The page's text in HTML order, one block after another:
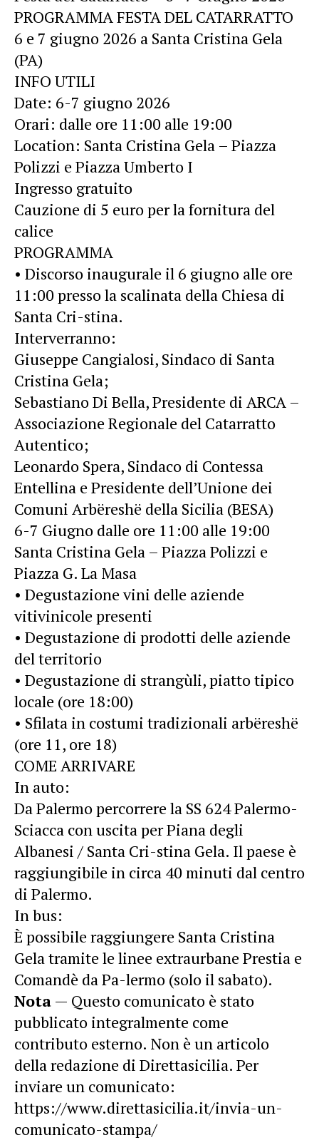
PROGRAMMA FESTA DEL CATARRATTO
6 e 7 giugno 2026 a Santa Cristina Gela
(PA)
INFO UTILI
Date: 6-7 giugno 2026
Orari: dalle ore 11:00 alle 19:00
Location: Santa Cristina Gela – Piazza
Polizzi e Piazza Umberto I
Ingresso gratuito
Cauzione di 5 euro per la fornitura del
calice
PROGRAMMA
• Discorso inaugurale il 6 giugno alle ore
11:00 presso la scalinata della Chiesa di
Santa Cri-stina.
Interverranno:
Giuseppe Cangialosi, Sindaco di Santa
Cristina Gela;
Sebastiano Di Bella, Presidente di ARCA –
Associazione Regionale del Catarratto
Autentico;
Leonardo Spera, Sindaco di Contessa
Entellina e Presidente dell’Unione dei
Comuni Arbëreshë della Sicilia (BESA)
6-7 Giugno dalle ore 11:00 alle 19:00
Santa Cristina Gela – Piazza Polizzi e
Piazza G. La Masa
• Degustazione vini delle aziende
vitivinicole presenti
• Degustazione di prodotti delle aziende
del territorio
• Degustazione di strangùli, piatto tipico
locale (ore 18:00)
• Sfilata in costumi tradizionali arbëreshë
(ore 11, ore 18)
COME ARRIVARE
In auto:
Da Palermo percorrere la SS 624 Palermo-
Sciacca con uscita per Piana degli
Albanesi / Santa Cri-stina Gela. Il paese è
raggiungibile in circa 40 minuti dal centro
di Palermo.
In bus:
È possibile raggiungere Santa Cristina
Gela tramite le linee extraurbane Prestia e
Comandè da Pa-lermo (solo il sabato).
Nota — Questo comunicato è stato
pubblicato integralmente come
contributo esterno. Non è un articolo
della redazione di Direttasicilia. Per
inviare un comunicato:
https://www.direttasicilia.it/invia-un-
comunicato-stampa/